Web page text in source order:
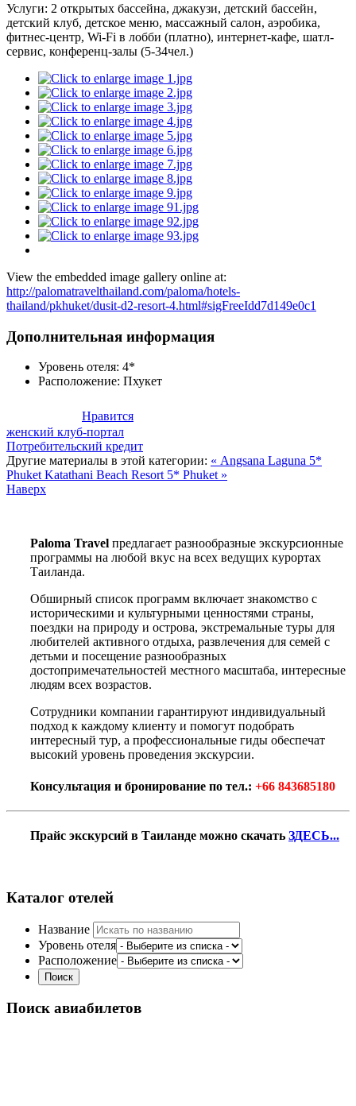
Услуги: 2 открытых бассейна, джакузи, детский бассейн,
детский клуб, детское меню, массажный салон, аэробика,
фитнес-центр, Wi-Fi в лобби (платно), интернет-кафе, шатл-
сервис, конференц-залы (5-34чел.)
View the embedded image gallery online at:
http://palomatravelthailand.com/paloma/hotels-
thailand/pkhuket/dusit-d2-resort-4.html#sigFreeIdd7d149e0c1
Дополнительная информация
Уровень отеля: 4*
Расположение: Пхукет
Нравится
женский клуб-портал
Потребительский кредит
Другие материалы в этой категории: « Angsana Laguna 5*
Phuket Katathani Beach Resort 5* Phuket »
Наверх
Paloma Travel предлагает разнообразные экскурсионные
программы на любой вкус на всех ведущих курортах
Таиланда.
Обширный список программ включает знакомство с
историческими и культурными ценностями страны,
поездки на природу и острова, экстремальные туры для
любителей активного отдыха, развлечения для семей с
детьми и посещение разнообразных
достопримечательностей местного масштаба, интересные
людям всех возрастов.
Сотрудники компании гарантируют индивидуальный
подход к каждому клиенту и помогут подобрать
интересный тур, а профессиональные гиды обеспечат
высокий уровень проведения экскурсии.
Консультация и бронирование по тел.: +66 843685180
Прайс экскурсий в Таиланде можно скачать ЗДЕСЬ...
Каталог отелей
Название
Уровень отеля
Расположение
Поиск авиабилетов